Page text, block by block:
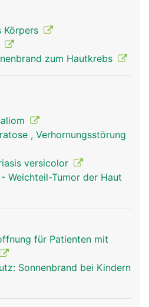
Körpers
zum Hautkrebs
, Verhornungsstörung
versicolor
Weichteil-Tumor der Haut
für Patienten mit
Sonnenbrand bei Kindern